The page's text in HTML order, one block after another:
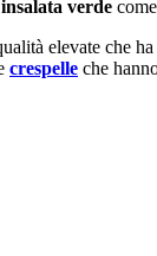
insalata verde
elevate che
crespelle che